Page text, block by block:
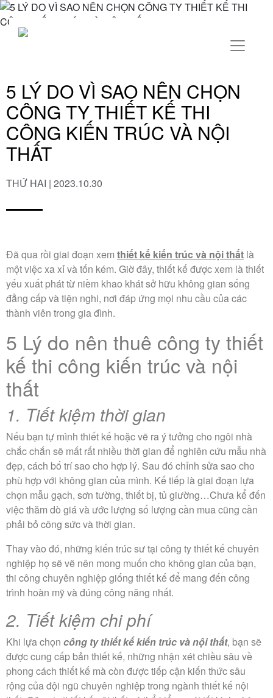
5 LÝ DO VÌ SAO NÊN CHỌN
CÔNG TY THIẾT KẾ THI
CÔNG KIẾN TRÚC VÀ NỘI
THẤT
THỨ HAI | 2023.10.30
Đã qua rồi giai đoạn xem thiết kế kiến trúc và nội thất là
một việc xa xỉ và tốn kém. Giờ đây, thiết kế được xem là thiết
yếu xuất phát từ niềm khao khát sở hữu không gian sống
đẳng cấp và tiện nghi, nơi đáp ứng mọi nhu cầu của các
thành viên trong gia đình.
5 Lý do nên thuê công ty thiết
kế thi công kiến trúc và nội
thất
1. Tiết kiệm thời gian
Nếu bạn tự mình thiết kế hoặc vẽ ra ý tưởng cho ngôi nhà
chắc chắn sẽ mất rất nhiều thời gian để nghiên cứu mẫu nhà
đẹp, cách bố trí sao cho hợp lý. Sau đó chỉnh sửa sao cho
phù hợp với không gian của mình. Kế tiếp là giai đoạn lựa
chọn mẫu gạch, sơn tường, thiết bị, tủ giường…Chưa kể đến
việc thăm dò giá và ước lượng số lượng cần mua cũng cần
phải bỏ công sức và thời gian.
Thay vào đó, những kiến trúc sư tại công ty thiết kế chuyên
nghiệp họ sẽ vẽ nên mong muốn cho không gian của bạn,
thi công chuyên nghiệp giống thiết kế để mang đến công
trình hoàn mỹ và đúng công năng nhất.
2. Tiết kiệm chi phí
Khi lựa chọn công ty thiết kế kiến trúc và nội thất, bạn sẽ
được cung cấp bản thiết kế, những nhận xét chiều sâu về
phong cách thiết kế mà còn được tiếp cận kiến thức sâu
rộng của đội ngũ chuyên nghiệp trong ngành thiết kế nội